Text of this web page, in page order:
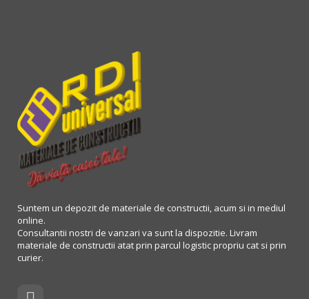
Suntem un depozit de materiale de constructii, acum si in mediul
online.
Consultantii nostri de vanzari va sunt la dispozitie. Livram
materiale de constructii atat prin parcul logistic propriu cat si prin
curier.